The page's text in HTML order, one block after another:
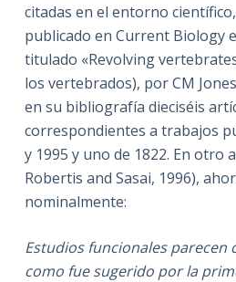
citadas en el entorno
publicado en Current Biology
titulado «Revolving
los vertebrados), por CM
en su bibliografía dieciséis
correspondientes a trabajos
y 1995 y uno de 1822. En otro
Robertis and Sasai, 1996),
nominalmente:
Estudios funcionales parecen
como fue sugerido por la